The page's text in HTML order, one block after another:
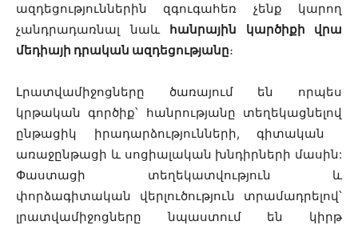
ազդեցություններին զգուգահեռ չենք կարող
չանդրադառնալ նաև հանրային կարծիքի վրա
մեդիայի դրական ազդեցությանը։
Լրատվամիջոցները ծառայում են որպես
կրթական գործիք՝ հանրությանը տեղեկացնելով
ընթացիկ իրադարձությունների, գիտական ​​
առաջընթացի և սոցիալական խնդիրների մասին:
Փաստացի տեղեկատվություն և
փորձագիտական ​​վերլուծություն տրամադրելով՝
լրատվամիջոցները նպաստում են կիրթ